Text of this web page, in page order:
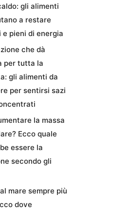
gli alimenti
a restare
pieni di energia
che dà
per tutta la
gli alimenti da
per sentirsi sazi
la massa
Ecco quale
essere la
secondo gli
mare sempre più
dove